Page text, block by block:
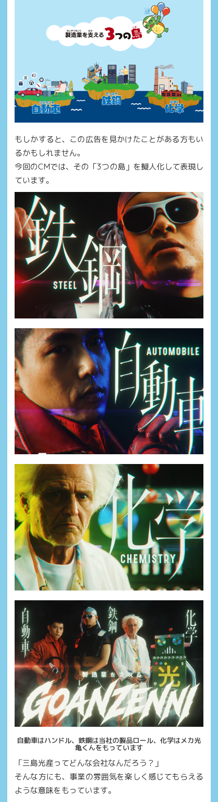
もしかすると、この広告を見かけたことがある方もい
るかもしれません。
今回のCMでは、その「3つの島」を擬人化して表現し
ています。
自動車はハンドル、鉄鋼は当社の製品ロール、化学はメカ光
亀くんをもっています
「三島光産ってどんな会社なんだろう？」
そんな方にも、事業の雰囲気を楽しく感じてもらえる
ような意味をもっています。